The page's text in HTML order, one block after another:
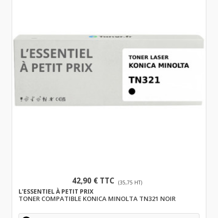
42,90 € TTC (35,75 HT)
L'ESSENTIEL À PETIT PRIX
TONER COMPATIBLE KONICA MINOLTA TN321 NOIR